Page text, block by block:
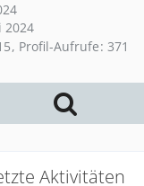
2024
Profil-Aufrufe 371
Aktivitäten